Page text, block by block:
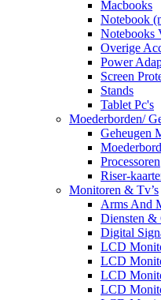
Macbooks
Notebook
Notebooks
Overige
Power
Screen
Stands
Tablet Pc's
Moederborden/
Geheugen
Processoren
Riser-
Monitoren & Tv’s
Arms And
Diensten &
Digital
LCD
LCD
LCD
LCD